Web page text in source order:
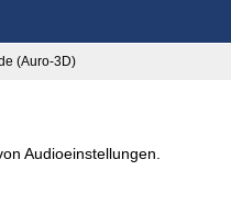
(Auro-3D)
Audioeinstellungen.